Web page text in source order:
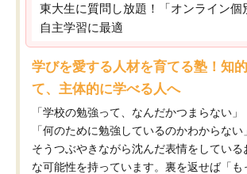
東大生に質問し放題！「オンライン個
自主学習に最適
学びを愛する人材を育てる塾！知
て、主体的に学べる人へ
「学校の勉強って、なんだかつまらない」
「何のために勉強しているのかわからない」
そうつぶやきながら沈んだ表情をしている
な可能性を持っています。裏を返せば「も